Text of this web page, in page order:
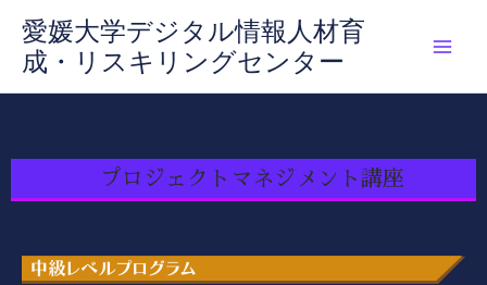
ス
愛媛大学デジタル情報人材育
成・リスキリングセンター
プロジェクトマネジメント講座